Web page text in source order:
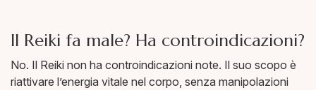
Il Reiki fa male? Ha controindicazioni?
No. Il Reiki non ha controindicazioni note. Il suo scopo è
riattivare l’energia vitale nel corpo, senza manipolazioni